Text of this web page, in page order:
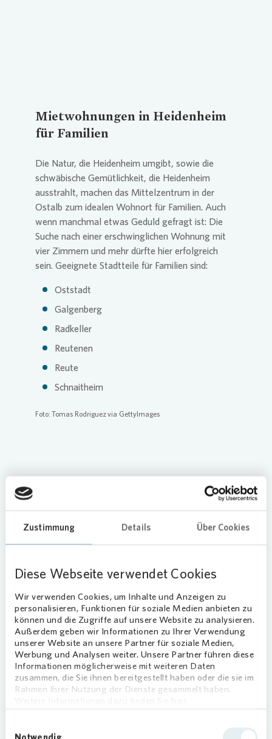
Zustimmung Details Über Cookies
Diese Webseite verwendet Cookies
Wir verwenden Cookies, um Inhalte und Anzeigen zu
personalisieren, Funktionen für soziale Medien anbieten zu
können und die Zugriffe auf unsere Website zu analysieren.
Außerdem geben wir Informationen zu Ihrer Verwendung
unserer Website an unsere Partner für soziale Medien,
Werbung und Analysen weiter. Unsere Partner führen diese
Informationen möglicherweise mit weiteren Daten
zusammen, die Sie ihnen bereitgestellt haben oder die sie im
Rahmen Ihrer Nutzung der Dienste gesammelt haben.
Mietwohnungen in Heidenheim
für Familien
Die Natur, die Heidenheim umgibt, sowie die
schwäbische Gemütlichkeit, die Heidenheim
ausstrahlt, machen das Mittelzentrum in der
Ostalb zum idealen Wohnort für Familien. Auch
wenn manchmal etwas Geduld gefragt ist: Die
Suche nach einer erschwinglichen Wohnung mit
vier Zimmern und mehr dürfte hier erfolgreich
sein. Geeignete Stadtteile für Familien sind:
Oststadt
Galgenberg
Radkeller
Reutenen
Reute
Schnaitheim
Foto: Tomas Rodriguez via GettyImages
Loading...